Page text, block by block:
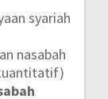
syariah
nasabah